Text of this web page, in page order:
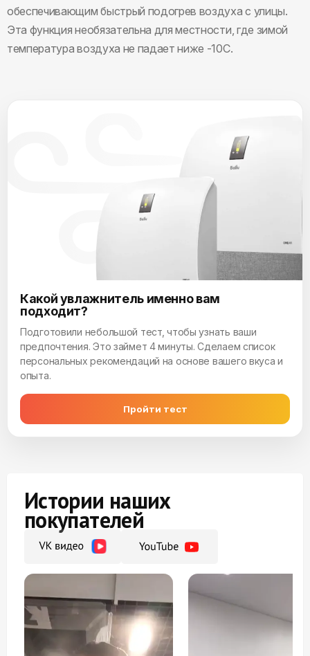
обеспечивающим быстрый подогрев воздуха с улицы.
Эта функция необязательна для местности, где зимой
температура воздуха не падает ниже -10С.
Какой увлажнитель именно вам
подходит?
Подготовили небольшой тест, чтобы узнать ваши
предпочтения. Это займет 4 минуты. Сделаем список
персональных рекомендаций на основе вашего вкуса и
опыта.
Пройти тест
Истории наших
покупателей